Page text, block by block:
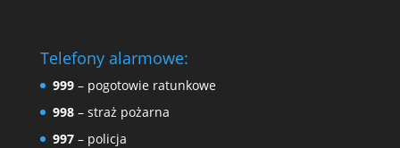
Telefony alarmowe:
999– pogotowie ratunkowe
998– straż pożarna
997– policja